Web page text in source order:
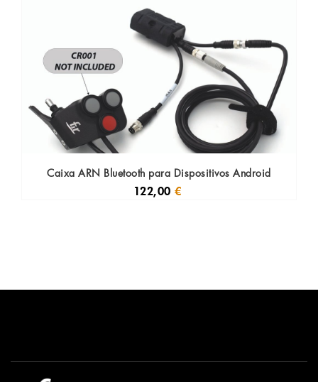
Caixa ARN Bluetooth para Dispositivos Android
122,00 €